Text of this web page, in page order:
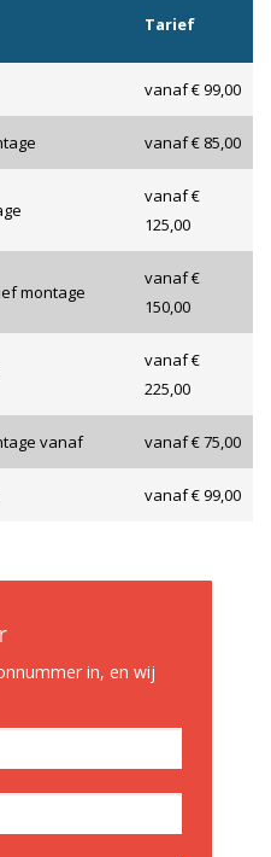
Tarief
vanaf € 99,00
vanaf € 85,00
vanaf €
125,00
montage
vanaf €
150,00
vanaf €
225,00
vanaf vanaf € 75,00
vanaf € 99,00
in, en wij